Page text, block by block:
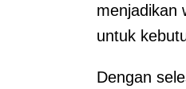
menjadikan
untuk
Dengan